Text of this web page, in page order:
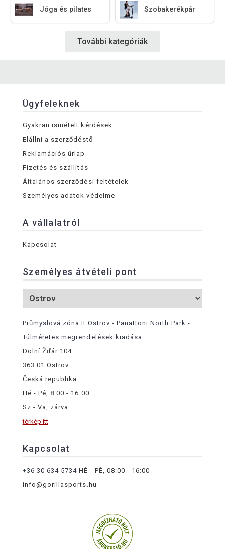
Jóga és pilates Szobakerékpár
További kategóriák
Ügyfeleknek
Gyakran ismételt kérdések
Elállni a szerződéstő
Reklamációs űrlap
Fizetés és szállítás
Általános szerződési feltételek
Személyes adatok védelme
A vállalatról
Kapcsolat
Személyes átvételi pont
Průmyslová zóna II Ostrov - Panattoni North Park -
Túlméretes megrendelések kiadása
Dolní Žďár 104
363 01 Ostrov
Česká republika
Hé - Pé, 8:00 - 16:00
Sz - Va, zárva
térkép itt
Kapcsolat
+36 30 634 5734 HÉ - PÉ, 08:00 - 16:00
info@gorillasports.hu